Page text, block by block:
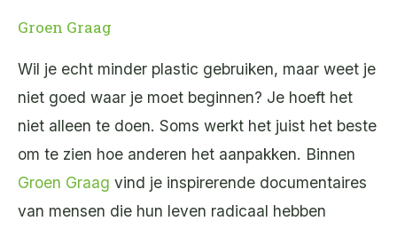
Groen Graag
Wil je echt minder plastic gebruiken, maar weet je
niet goed waar je moet beginnen? Je hoeft het
niet alleen te doen. Soms werkt het juist het beste
om te zien hoe anderen het aanpakken. Binnen
Groen Graag vind je inspirerende documentaires
van mensen die hun leven radicaal hebben